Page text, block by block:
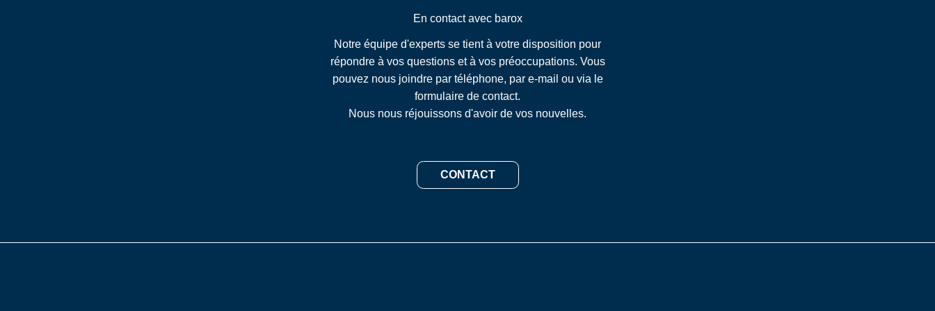
En contact avec barox
Notre équipe d'experts se tient à votre disposition pour
répondre à vos questions et à vos préoccupations. Vous
pouvez nous joindre par téléphone, par e-mail ou via le
formulaire de contact.
Nous nous réjouissons d'avoir de vos nouvelles.
CONTACT